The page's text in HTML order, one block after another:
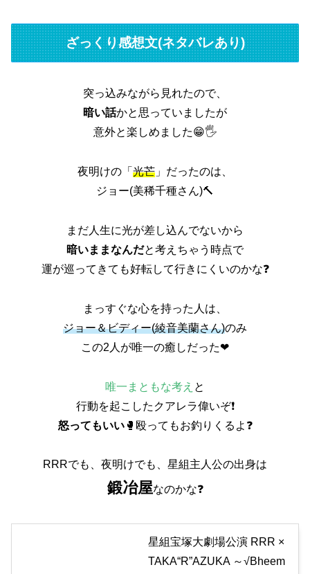
ざっくり感想文(ネタバレあり)
突っ込みながら見れたので、
暗い話かと思っていましたが
意外と楽しめました😁🖐
夜明けの「 光芒 」だったのは、
ジョー(美稀千種さん)🔨
まだ人生に光が差し込んでないから
暗いままなんだと考えちゃう時点で
運が巡ってきても好転して行きにくいのかな❓
まっすぐな心を持った人は、
ジョー＆ビディー(綾音美蘭さん)のみ
この2人が唯一の癒しだった❤
唯一まともな考え と
行動を起こしたクアレラ偉いぞ❗
怒ってもいい🥊殴ってもお釣りくるよ❓
RRRでも、夜明けでも、星組主人公の出身は
鍛冶屋なのかな❓
星組宝塚大劇場公演 RRR ×
TAKA“R”AZUKA ～√Bheem